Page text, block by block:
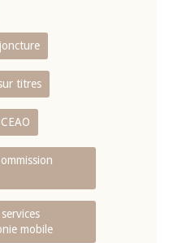
titres
mobile